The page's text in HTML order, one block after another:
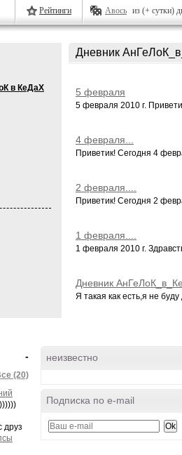
Рейтинги Авось из (+ сутки)
в КеДаХ
Дневник
5 февраля
5 февраля 2010 г.
4 февраля...
Приветик! Сегодня 4
2 февраля....
Приветик! Сегодня 2
1 февраля....
1 февраля 2010 г.
Дневник
Я такая как есть,я не
-
(20)
друз
неизвестно
Подписка по e-mail